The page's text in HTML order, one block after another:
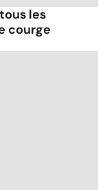
les
courge